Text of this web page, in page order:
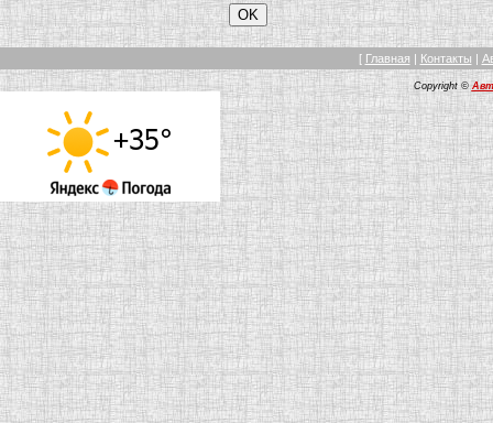
[ Главная | Контакты |
Copyright ©